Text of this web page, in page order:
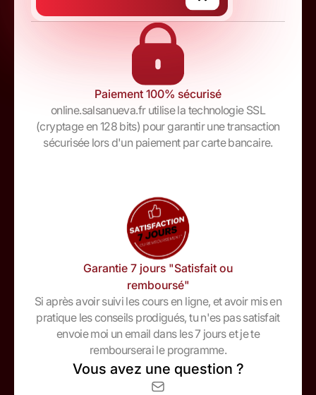
Paiement 100% sécurisé
online.salsanueva.fr utilise la technologie SSL
(cryptage en 128 bits) pour garantir une transaction
sécurisée lors d'un paiement par carte bancaire.
Garantie 7 jours "Satisfait ou
remboursé"
Si après avoir suivi les cours en ligne, et avoir mis en
pratique les conseils prodigués, tu n'es pas satisfait
envoie moi un email dans les 7 jours et je te
rembourserai le programme.
Vous avez une question ?